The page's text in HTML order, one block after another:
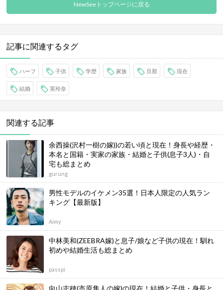
NewSeeトップページに戻る
記事に関連するタグ
ハーフ 子供 学歴 家族 旦那 現在
結婚 英玲奈
関連する記事
余西操(沢村一樹の嫁))の若い頃と現在！身長や経歴・
本名と国籍・実家の家族・結婚と子供(息子3人)・自
宅も総まとめ
gurung
男性モデルのイケメン35選！日本人限定の人気ラン
キング【最新版】
Aimy
中林美和(ZEEBRA嫁)と息子/娘など子供の現在！馴れ
初めや結婚生活も総まとめ
passpi